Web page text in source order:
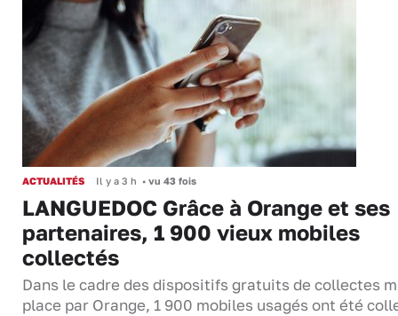
ACTUALITÉS Il y a 3 h • vu 43 fois
LANGUEDOC Grâce à Orange et ses
partenaires, 1 900 vieux mobiles
collectés
Dans le cadre des dispositifs gratuits de collectes
place par Orange, 1 900 mobiles usagés ont été